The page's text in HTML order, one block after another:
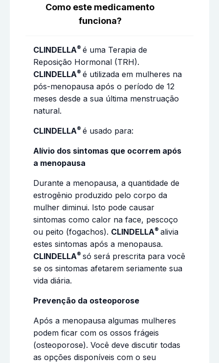
Como este medicamento
funciona?
CLINDELLA® é uma Terapia de
Reposição Hormonal (TRH).
CLINDELLA® é utilizada em mulheres na
pós-menopausa após o período de 12
meses desde a sua última menstruação
natural.
CLINDELLA® é usado para:
Alívio dos sintomas que ocorrem após
a menopausa
Durante a menopausa, a quantidade de
estrogênio produzido pelo corpo da
mulher diminui. Isto pode causar
sintomas como calor na face, pescoço
ou peito (fogachos). CLINDELLA® alivia
estes sintomas após a menopausa.
CLINDELLA® só será prescrita para você
se os sintomas afetarem seriamente sua
vida diária.
Prevenção da osteoporose
Após a menopausa algumas mulheres
podem ficar com os ossos frágeis
(osteoporose). Você deve discutir todas
as opções disponíveis com o seu